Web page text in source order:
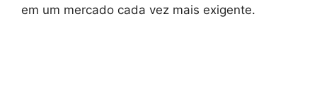
em um mercado cada vez mais exigente.